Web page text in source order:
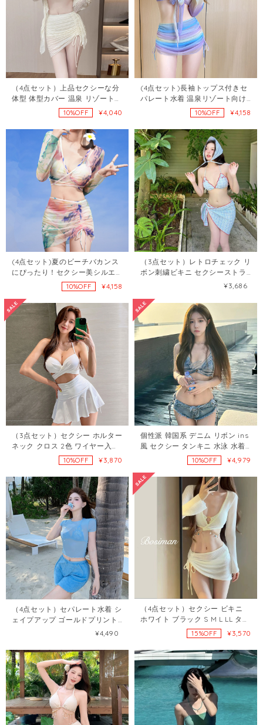
（4点セット）上品セクシーな分
体型 体型カバー 温泉 リゾートに
映える大人水着107293494
10%OFF ¥4,040
(4点セット)長袖トップス付きセ
パレート水着 温泉リゾート向け
ビキニ4点セット108039516
10%OFF ¥4,158
(4点セット)夏のビーチバカンス
にぴったり！セクシー美シルエ
ット ビキニ4点セット
10%OFF ¥4,158
（3点セット）レトロチェック リ
ボン刺繍ビキニ セクシーストラ
ップ オープンバック セパレート
¥3,686
（3点セット）セクシー ホルター
ネック クロス 2色 ワイヤー入り
M L LL 体型カバー タンキニ ビキ
ニ 水着73805277
10%OFF ¥3,870
個性派 韓国系 デニム リボン ins
風 セクシー タンキニ 水泳 水着
10%OFF ¥4,979
（4点セット）セパレート水着 シ
ェイプアップ ゴールドプリント
＆ダイヤモンドデコ ビキニ¥4,490
（4点セット）セクシー ビキニ
ホワイト ブラック S M L LL タン
キニ 水着88221039
15%OFF ¥3,570